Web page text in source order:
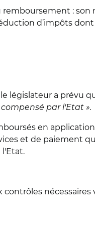
remboursement :
d’impôts dont
législateur a prévu
par l'Etat ».
en
et de paiement
nécessaires